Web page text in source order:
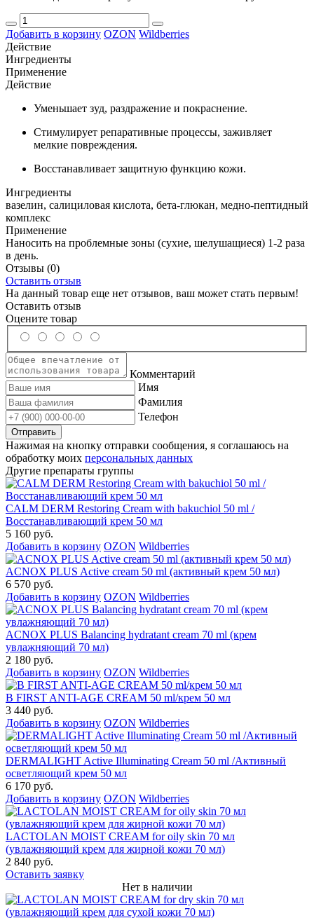
Добавить в корзину OZON Wildberries
Действие
Ингредиенты
Применение
Действие
Уменьшает зуд, раздражение и покраснение.
Стимулирует репаративные процессы, заживляет
мелкие повреждения.
Восстанавливает защитную функцию кожи.
Ингредиенты
вазелин, салициловая кислота, бета-глюкан, медно-пептидный
комплекс
Применение
Наносить на проблемные зоны (сухие, шелушащиеся) 1-2 раза
в день.
Отзывы (0)
Оставить отзыв
На данный товар еще нет отзывов, ваш может стать первым!
Оставить отзыв
Оцените товар
Комментарий
Имя
Фамилия
Телефон
Нажимая на кнопку отправки сообщения, я соглашаюсь на
обработку моих персональных данных
Другие препараты группы
CALM DERM Restoring Cream with bakuchiol 50 ml /
Восстанавливающий крем 50 мл
5 160 руб.
Добавить в корзину OZON Wildberries
ACNOX PLUS Active cream 50 ml (активный крем 50 мл)
6 570 руб.
Добавить в корзину OZON Wildberries
ACNOX PLUS Balancing hydratant cream 70 ml (крем
увлажняющий 70 мл)
2 180 руб.
Добавить в корзину OZON Wildberries
B FIRST ANTI-AGE CREAM 50 ml/крем 50 мл
3 440 руб.
Добавить в корзину OZON Wildberries
DERMALIGHT Active Illuminating Cream 50 ml /Активный
осветляющий крем 50 мл
6 170 руб.
Добавить в корзину OZON Wildberries
LACTOLAN MOIST CREAM for oily skin 70 мл
(увлажняющий крем для жирной кожи 70 мл)
2 840 руб.
Оставить заявку
Нет в наличии